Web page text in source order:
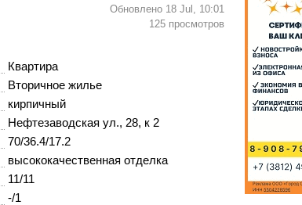
Обновлено 18 Jul, 10:01
125 просмотров
Квартира
Вторичное жилье
кирпичный
Нефтезаводская ул., 28, к 2
70/36.4/17.2
высококачественная отделка
11/11
-/1